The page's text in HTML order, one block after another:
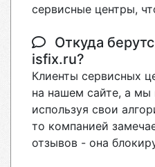
сервисные центры,
Откуда
isfix.ru?
Клиенты сервисных
на нашем сайте, а мы
используя свои
то компанией
отзывов - она